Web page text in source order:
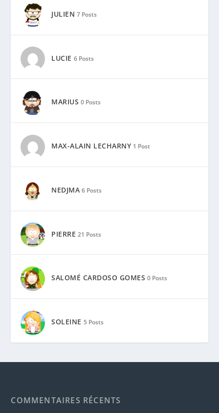
JULIEN 7 Posts
LUCIE 6 Posts
MARIUS 0 Posts
MAX-ALAIN LECHARNY 1 Post
NEDJMA 6 Posts
PIERRE 21 Posts
SALOMÉ CARDOSO GOMES 0 Posts
SOLEINE 5 Posts
COMMENTAIRES RÉCENTS